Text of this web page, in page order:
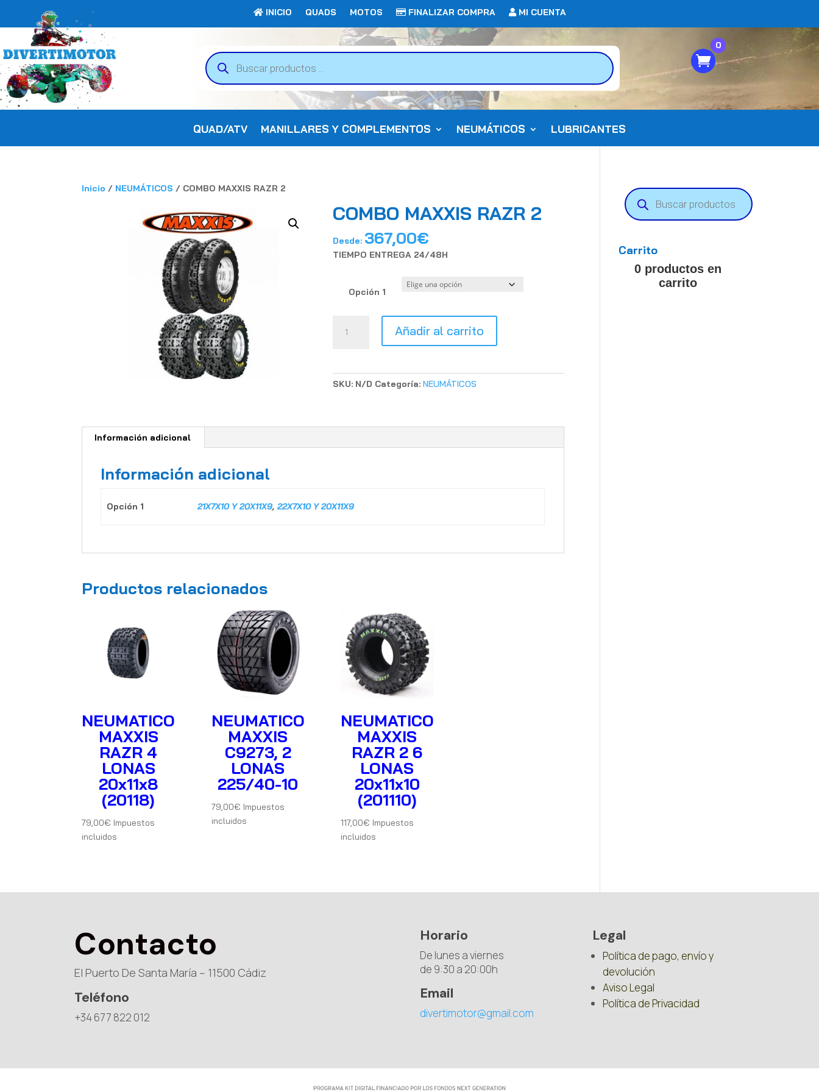
INICIO QUADS MOTOS FINALIZAR COMPRA MI CUENTA
Búsqueda
de
productos
0
QUAD/ATV MANILLARES Y COMPLEMENTOS NEUMÁTICOS LUBRICANTES
Inicio / NEUMÁTICOS / COMBO MAXXIS RAZR 2
COMBO MAXXIS RAZR 2
Desde: 367,00€
TIEMPO ENTREGA 24/48H
Opción 1
MAXXIS
Añadir al carrito
SKU: N/D Categoría:NEUMÁTICOS
Información adicional
Información adicional
Opción 1 21X7X10 Y 20X11X9, 22X7X10 Y 20X11X9
Productos relacionados
NEUMATICO
MAXXIS
RAZR 4
LONAS
20x11x8
(20118)
79,00€ Impuestos
incluidos
NEUMATICO
MAXXIS
C9273, 2
LONAS
225/40-10
79,00€ Impuestos
incluidos
NEUMATICO
MAXXIS
RAZR 2 6
LONAS
20x11x10
(201110)
117,00€ Impuestos
incluidos
Búsqueda
de
productos
Carrito
0 productos en
carrito
Contacto
El Puerto De Santa María – 11500 Cádiz
Teléfono
+34 677 822 012
Horario
De lunes a viernes
de 9:30 a 20:00h
Email
divertimotor@gmail.com
Legal
Política de pago, envío y
devolución
Aviso Legal
Política de Privacidad